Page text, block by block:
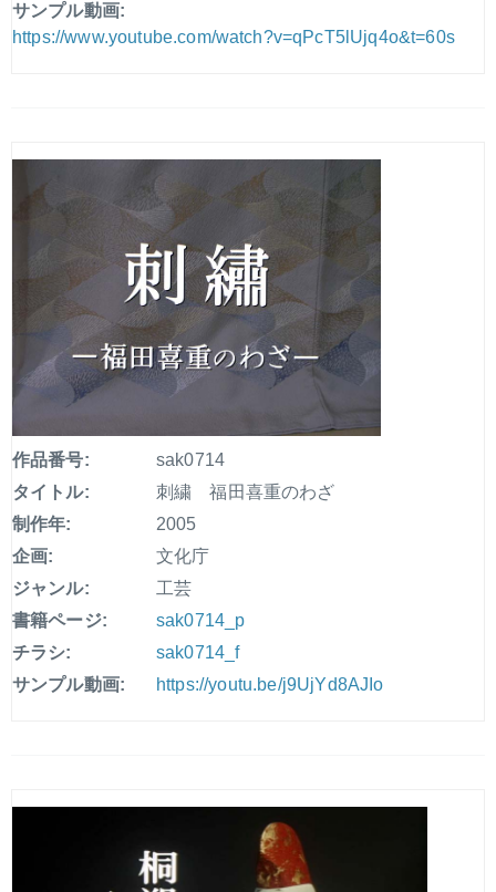
サンプル動画:
https://www.youtube.com/watch?v=qPcT5lUjq4o&t=60s
作品番号:
sak0714
タイトル:
刺繍 福田喜重のわざ
制作年:
2005
企画:
文化庁
ジャンル:
工芸
書籍ページ:
sak0714_p
チラシ:
sak0714_f
サンプル動画:
https://youtu.be/j9UjYd8AJIo